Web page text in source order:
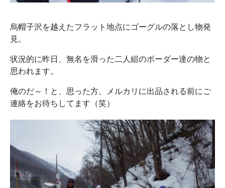
烏帽子沢を越えたフラット地点にゴーグルの落とし物発
見。
状況的に昨日、無名を滑った二人組のボーダー達の物と
思われます。
俺のだ～！と、思った方、メルカリに出品される前にご
連絡をお待ちしてます（笑）